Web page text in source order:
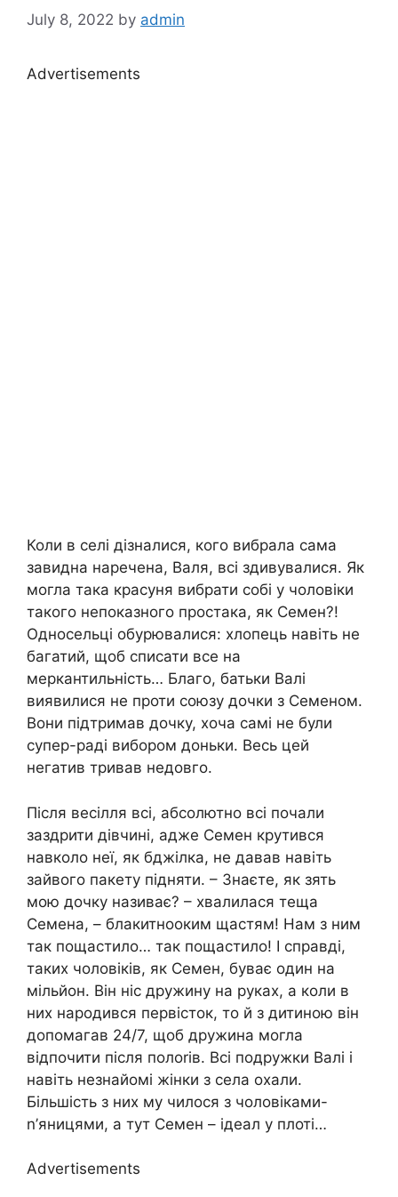
July 8, 2022 by admin
Advertisements
Коли в селі дізналися, кого вибрала сама
завидна наречена, Валя, всі здивувалися. Як
могла така красуня вибрати собі у чоловіки
такого непоказного простака, як Семен?!
Односельці обурювалися: хлопець навіть не
багатий, щоб списати все на
меркантильність… Благо, батьки Валі
виявилися не проти союзу дочки з Семеном.
Вони підтримав дочку, хоча самі не були
супер-раді вибором доньки. Весь цей
негатив тривав недовго.
Після весілля всі, абсолютно всі почали
заздрити дівчині, адже Семен крутився
навколо неї, як бджілка, не давав навіть
зайвого пакету підняти. – Знаєте, як зять
мою дочку називає? – хвалилася теща
Семена, – блакитнооким щастям! Нам з ним
так пощастило… так пощастило! І справді,
таких чоловіків, як Семен, буває один на
мільйон. Він ніс дружину на руках, а коли в
них народився первісток, то й з дитиною він
допомагав 24/7, щоб дружина могла
відпочити після полоriв. Всі подружки Валі і
навіть незнайомі жінки з села охали.
Більшість з них му чилося з чоловіками-
n’яницями, а тут Семен – ідеал у плоті…
Advertisements